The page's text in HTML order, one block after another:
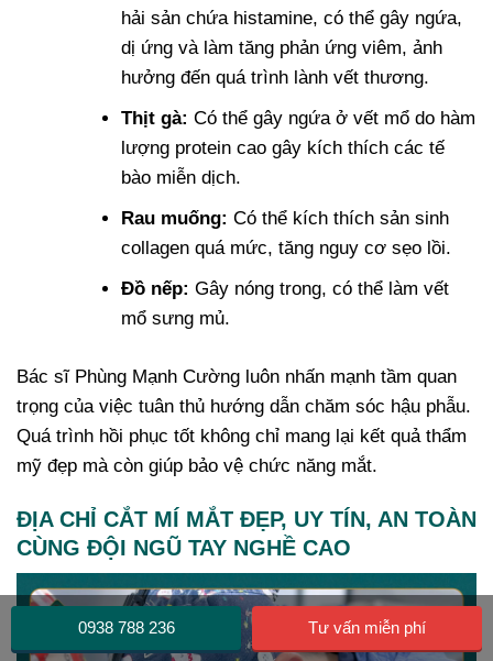
hải sản chứa histamine, có thể gây ngứa,
dị ứng và làm tăng phản ứng viêm, ảnh
hưởng đến quá trình lành vết thương.
Thịt gà: Có thể gây ngứa ở vết mổ do hàm
lượng protein cao gây kích thích các tế
bào miễn dịch.
Rau muống: Có thể kích thích sản sinh
collagen quá mức, tăng nguy cơ sẹo lồi.
Đồ nếp: Gây nóng trong, có thể làm vết
mổ sưng mủ.
Bác sĩ Phùng Mạnh Cường luôn nhấn mạnh tầm quan
trọng của việc tuân thủ hướng dẫn chăm sóc hậu phẫu.
Quá trình hồi phục tốt không chỉ mang lại kết quả thẩm
mỹ đẹp mà còn giúp bảo vệ chức năng mắt.
ĐỊA CHỈ CẮT MÍ MẮT ĐẸP, UY TÍN, AN TOÀN
CÙNG ĐỘI NGŨ TAY NGHỀ CAO
0938 788 236 Tư vấn miễn phí